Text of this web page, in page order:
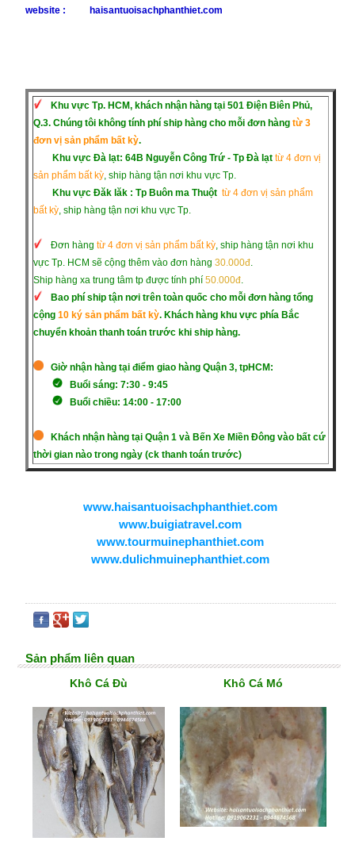
​website : haisantuoisachphanthiet.com
Khu vực Tp. HCM, khách nhận hàng tại 501 Điện Biên Phủ,
Q.3. Chúng tôi không tính phí ship hàng cho mỗi đơn hàng từ 3
đơn vị sản phẩm bất kỳ.
Khu vực Đà lạt: 64B Nguyễn Công Trứ - Tp Đà lạt từ 4 đơn vị
sản phẩm bất kỳ, ship hàng tận nơi khu vực Tp.
Khu vực Đăk lăk : Tp Buôn ma Thuột từ 4 đơn vị sản phẩm
bất kỳ, ship hàng tận nơi khu vực Tp.
Đơn hàng từ 4 đơn vị sản phẩm bất kỳ, ship hàng tận nơi khu
vực Tp. HCM sẽ cộng thêm vào đơn hàng 30.000đ.
Ship hàng xa trung tâm tp được tính phí 50.000đ.
Bao phí ship tận nơi trên toàn quốc cho mỗi đơn hàng tổng
cộng10 ký sản phẩm bất kỳ. Khách hàng khu vực phía Bắc
chuyển khoản thanh toán trước khi ship hàng.
Giờ nhận hàng tại điểm giao hàng Quận 3, tpHCM:
Buổi sáng: 7:30 - 9:45
Buổi chiều: 14:00 - 17:00
Khách nhận hàng tại Quận 1 và Bến Xe Miền Đông vào bất cứ
thời gian nào trong ngày (ck thanh toán trước)
www.haisantuoisachphanthiet.com
www.buigiatravel.com
www.tourmuinephanthiet.com
www.dulichmuinephanthiet.com
Sản phẩm liên quan
Khô Cá Đù Khô Cá Mó